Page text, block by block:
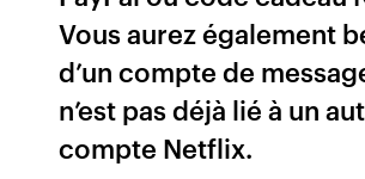
Vous aurez également
d’un compte de
n’est pas déjà lié à un
compte Netflix.